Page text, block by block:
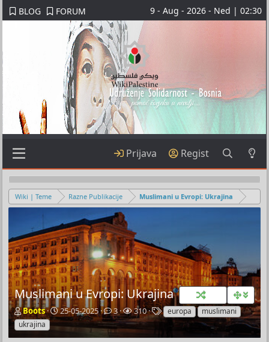
BLOG FORUM 9 - Aug - 2026 - Ned | 02:30
Prijava Regist
Wiki | Teme Razne Publikacije Muslimani u Evropi: Ukrajina
Muslimani u Evropi: Ukrajina
P
o
k
Boots
P
o
č
25-05-2025
O
d
g
3
P
r
e
310
O
z
europa
muslimani
ukrajina